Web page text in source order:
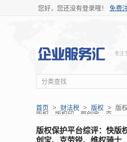
您好，您还没有登录哦！ 免费
专注
分类查找
首页 > 财法税 > 版权 > 版
版权、版权印、原创宝、克...
版权保护平台综评：快版
创宝、克劳锐、维权骑士